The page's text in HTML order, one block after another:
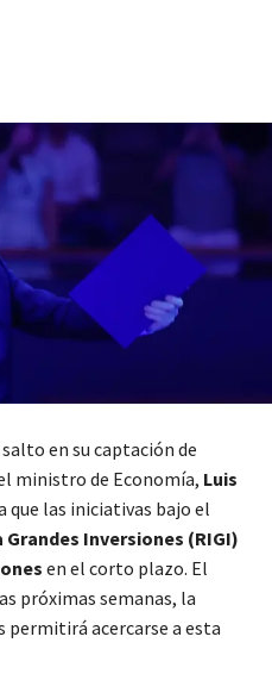
en su captación de
ministro de Economía, Luis
que las iniciativas bajo el
Inversiones (RIGI)
en el corto plazo. El
próximas semanas, la
permitirá acercarse a esta